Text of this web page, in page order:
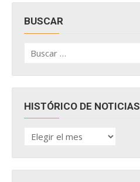
BUSCAR
por:
HISTÓRICO DE NOTICIAS
HISTÓRICO
DE